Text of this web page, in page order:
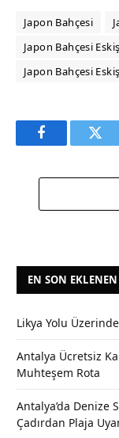
Japon Bahçesi
Japon Bahçesi
Japon Bahçesi
Facebook
EN SON
Likya Yolu
Antalya Ücretsiz
Muhteşem Rota
Antalya’da Denize
Çadırdan Plaja